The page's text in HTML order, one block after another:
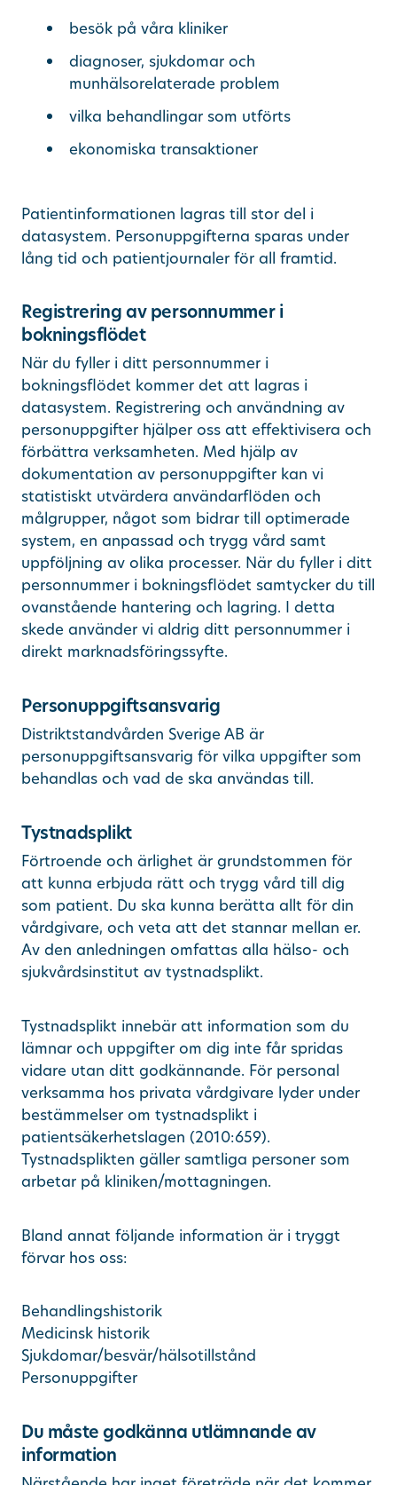
besök på våra kliniker
diagnoser, sjukdomar och
munhälsorelaterade problem
vilka behandlingar som utförts
ekonomiska transaktioner
Patientinformationen lagras till stor del i
datasystem. Personuppgifterna sparas under
lång tid och patientjournaler för all framtid.
Registrering av personnummer i
bokningsflödet
När du fyller i ditt personnummer i
bokningsflödet kommer det att lagras i
datasystem. Registrering och användning av
personuppgifter hjälper oss att effektivisera och
förbättra verksamheten. Med hjälp av
dokumentation av personuppgifter kan vi
statistiskt utvärdera användarflöden och
målgrupper, något som bidrar till optimerade
system, en anpassad och trygg vård samt
uppföljning av olika processer. När du fyller i ditt
personnummer i bokningsflödet samtycker du till
ovanstående hantering och lagring. I detta
skede använder vi aldrig ditt personnummer i
direkt marknadsföringssyfte.
Personuppgiftsansvarig
Distriktstandvården Sverige AB är
personuppgiftsansvarig för vilka uppgifter som
behandlas och vad de ska användas till.
Tystnadsplikt
Förtroende och ärlighet är grundstommen för
att kunna erbjuda rätt och trygg vård till dig
som patient. Du ska kunna berätta allt för din
vårdgivare, och veta att det stannar mellan er.
Av den anledningen omfattas alla hälso- och
sjukvårdsinstitut av tystnadsplikt.
Tystnadsplikt innebär att information som du
lämnar och uppgifter om dig inte får spridas
vidare utan ditt godkännande. För personal
verksamma hos privata vårdgivare lyder under
bestämmelser om tystnadsplikt i
patientsäkerhetslagen (2010:659).
Tystnadsplikten gäller samtliga personer som
arbetar på kliniken/mottagningen.
Bland annat följande information är i tryggt
förvar hos oss:
Behandlingshistorik
Medicinsk historik
Sjukdomar/besvär/hälsotillstånd
Personuppgifter
Du måste godkänna utlämnande av
information